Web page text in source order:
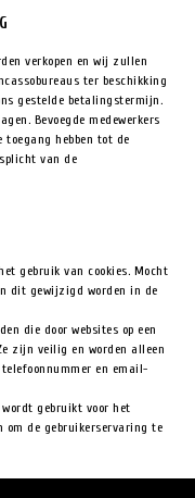
verkopen en wij zullen
ter beschikking
gestelde betalingstermijn.
Bevoegde medewerkers
hebben tot de
van de
gebruik van cookies. Mocht
dit gewijzigd worden in de
die door websites op een
zijn veilig en worden alleen
en email-
gebruikt voor het
de gebruikerservaring te